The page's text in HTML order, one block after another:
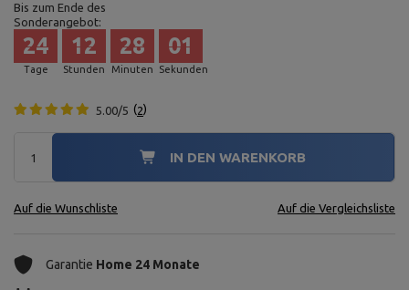
Bis zum Ende des
Sonderangebot:
Tage
24
Stunden
12
Minuten
28
Sekunden
00
5.00/5 2
IN DEN WARENKORB
Auf die Wunschliste Auf die Vergleichsliste
Garantie Home 24 Monate